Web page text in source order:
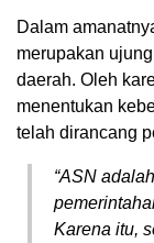
Dalam
merupakan
daerah. Oleh
menentukan
telah dirancang
“ASN
Karena itu,